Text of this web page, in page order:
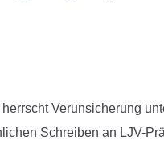
Verunsicherung
Schreiben an LJV-